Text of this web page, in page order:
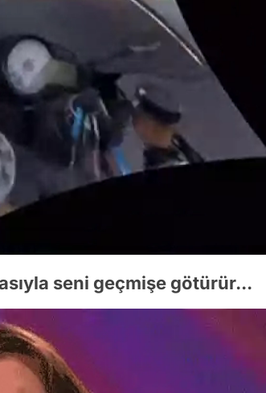
seni geçmişe götürür...